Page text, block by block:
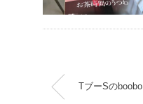
TブーSのboobo